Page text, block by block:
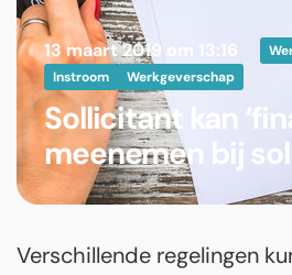
13 maart 2019 om 13:16
Instroom
Werkgeverschap
Sollicitant kan
meenemen bij
Verschillende regelingen